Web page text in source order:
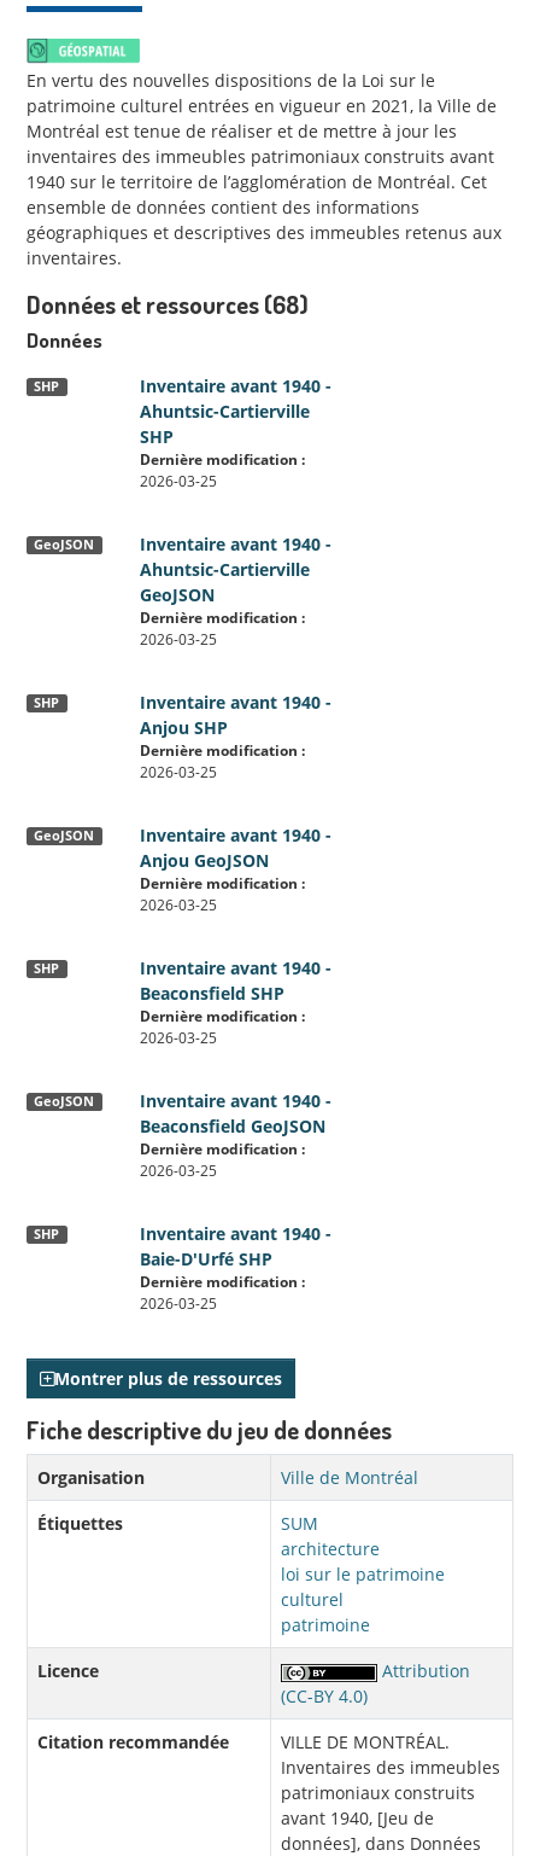
En vertu des nouvelles dispositions de la Loi sur le
patrimoine culturel entrées en vigueur en 2021, la Ville de
Montréal est tenue de réaliser et de mettre à jour les
inventaires des immeubles patrimoniaux construits avant
1940 sur le territoire de l’agglomération de Montréal. Cet
ensemble de données contient des informations
géographiques et descriptives des immeubles retenus aux
inventaires.
Données et ressources (68)
Données
Inventaire avant 1940 -
Ahuntsic-Cartierville
SHP
SHP
Dernière modification :
2026-03-25
Inventaire avant 1940 -
Ahuntsic-Cartierville
GeoJSON
GeoJSON
Dernière modification :
2026-03-25
Inventaire avant 1940 -
Anjou SHP
SHP
Dernière modification :
2026-03-25
Inventaire avant 1940 -
Anjou GeoJSON
GeoJSON
Dernière modification :
2026-03-25
Inventaire avant 1940 -
Beaconsfield SHP
SHP
Dernière modification :
2026-03-25
Inventaire avant 1940 -
Beaconsfield GeoJSON
GeoJSON
Dernière modification :
2026-03-25
Inventaire avant 1940 -
Baie-D'Urfé SHP
SHP
Dernière modification :
2026-03-25
Montrer plus de ressources
Fiche descriptive du jeu de données
Organisation
Ville de Montréal
Étiquettes
SUM
architecture
loi sur le patrimoine
culturel
patrimoine
Licence
Attribution
(CC-BY 4.0)
Citation recommandée
VILLE DE MONTRÉAL.
Inventaires des immeubles
patrimoniaux construits
avant 1940, [Jeu de
données], dans Données